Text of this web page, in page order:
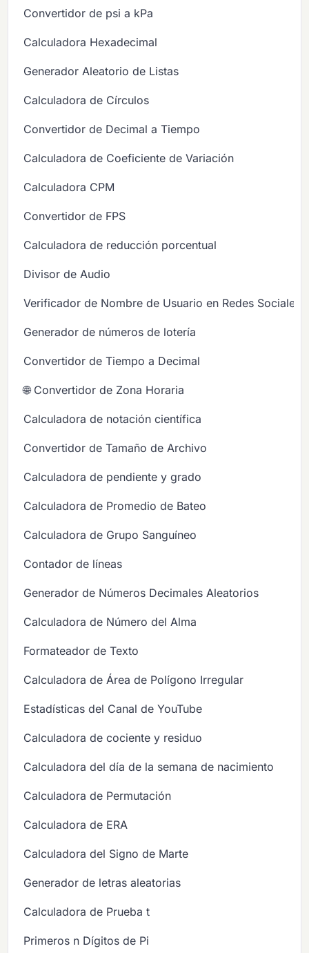
Convertidor de psi a kPa
Calculadora Hexadecimal
Generador Aleatorio de Listas
Calculadora de Círculos
Convertidor de Decimal a Tiempo
Calculadora de Coeficiente de Variación
Calculadora CPM
Convertidor de FPS
Calculadora de reducción porcentual
Divisor de Audio
Verificador de Nombre de Usuario en Redes Sociales
Generador de números de lotería
Convertidor de Tiempo a Decimal
🌐 Convertidor de Zona Horaria
Calculadora de notación científica
Convertidor de Tamaño de Archivo
Calculadora de pendiente y grado
Calculadora de Promedio de Bateo
Calculadora de Grupo Sanguíneo
Contador de líneas
Generador de Números Decimales Aleatorios
Calculadora de Número del Alma
Formateador de Texto
Calculadora de Área de Polígono Irregular
Estadísticas del Canal de YouTube
Calculadora de cociente y residuo
Calculadora del día de la semana de nacimiento
Calculadora de Permutación
Calculadora de ERA
Calculadora del Signo de Marte
Generador de letras aleatorias
Calculadora de Prueba t
Primeros n Dígitos de Pi